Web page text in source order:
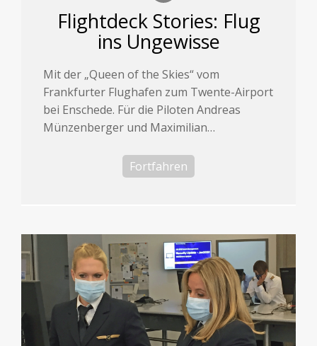
Flightdeck Stories: Flug
ins Ungewisse
Mit der „Queen of the Skies“ vom
Frankfurter Flughafen zum Twente-Airport
bei Enschede. Für die Piloten Andreas
Münzenberger und Maximilian…
Fortfahren